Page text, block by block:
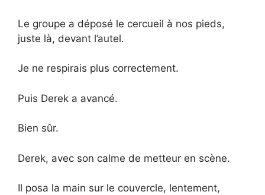
Le groupe a déposé le cercueil à nos pieds,
juste là, devant l’autel.
Je ne respirais plus correctement.
Puis Derek a avancé.
Bien sûr.
Derek, avec son calme de metteur en scène.
Il posa la main sur le couvercle, lentement,